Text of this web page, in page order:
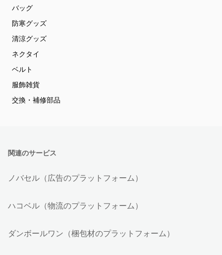
バッグ
防寒グッズ
清涼グッズ
ネクタイ
ベルト
服飾雑貨
交換・補修部品
関連のサービス
ノバセル（広告のプラットフォーム）
ハコベル（物流のプラットフォーム）
ダンボールワン（梱包材のプラットフォーム）